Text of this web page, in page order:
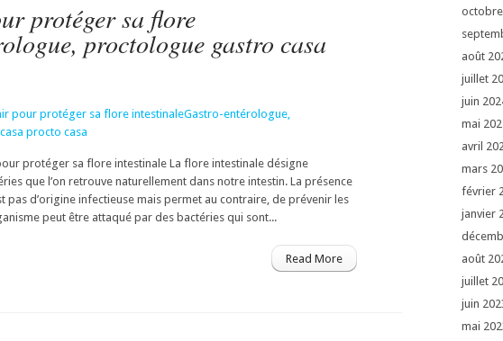
protéger sa flore
proctologue gastro casa
protéger sa flore intestinale La flore intestinale désigne
que l’on retrouve naturellement dans notre intestin. La présence
pas d’origine infectieuse mais permet au contraire, de prévenir les
peut être attaqué par des bactéries qui sont...
Read More
août
juillet
juin
mai
avril
mars
février
janvier
août
juillet
juin
mai